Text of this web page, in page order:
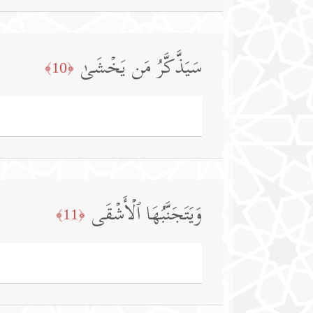
سَیَذَّكَّرُ مَن یَخۡشَىٰ ﴿10﴾
وَیَتَجَنَّبُهَا ٱلۡأَشۡقَى ﴿11﴾